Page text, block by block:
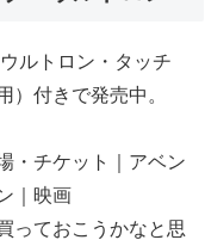
ルトロン・タッチ
）付きで発売中。
・チケット｜アベン
｜映画
っておこうかなと思